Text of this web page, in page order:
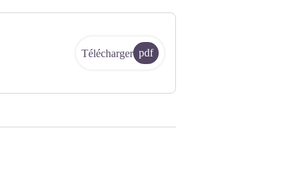
Télécharger pdf